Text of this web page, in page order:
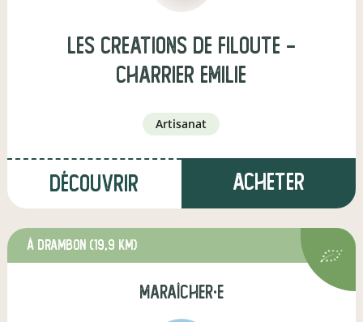
Les Creations de Filoute -
Charrier Emilie
artisanat
Découvrir Acheter
à Drambon (19,9 km)
maraîcher·e